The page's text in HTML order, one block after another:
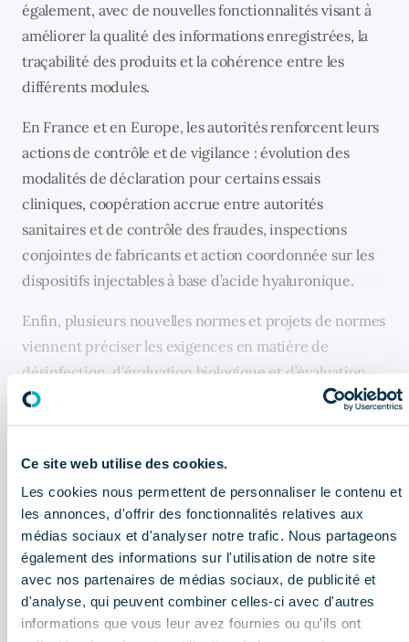
Ce site web utilise des cookies.
Les cookies nous permettent de personnaliser le contenu et
les annonces, d'offrir des fonctionnalités relatives aux
médias sociaux et d'analyser notre trafic. Nous partageons
également des informations sur l'utilisation de notre site
avec nos partenaires de médias sociaux, de publicité et
d'analyse, qui peuvent combiner celles-ci avec d'autres
informations que vous leur avez fournies ou qu'ils ont
également, avec de nouvelles fonctionnalités visant à
améliorer la qualité des informations enregistrées, la
traçabilité des produits et la cohérence entre les
différents modules.
En France et en Europe, les autorités renforcent leurs
actions de contrôle et de vigilance : évolution des
modalités de déclaration pour certains essais
cliniques, coopération accrue entre autorités
sanitaires et de contrôle des fraudes, inspections
conjointes de fabricants et action coordonnée sur les
dispositifs injectables à base d’acide hyaluronique.
Enfin, plusieurs nouvelles normes et projets de normes
viennent préciser les exigences en matière de
désinfection, d’évaluation biologique et d’évaluation
clinique des dispositifs médicaux, confirmant un
niveau d’exigence toujours élevé pour les fabricants.
CELA PEUT AUSSI VOUS INTÉRESSER
les informations à retenir
Bulletin économique : que retenir